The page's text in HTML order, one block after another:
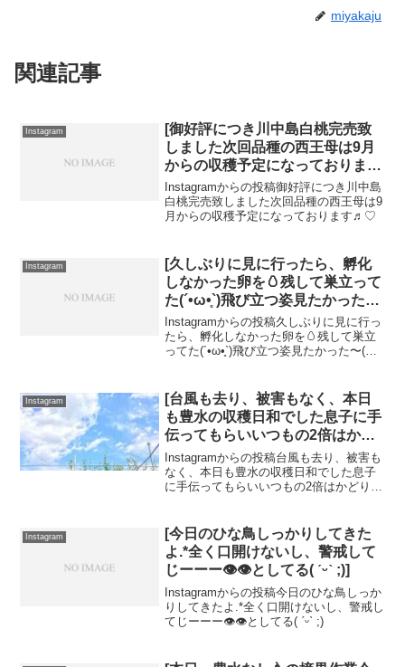
miyakaju
関連記事
Instagram
[御好評につき川中島白桃完売致
しました次回品種の西王母は9月
からの収穫予定になっております
♬︎♡]
Instagramからの投稿御好評につき川中島
白桃完売致しました次回品種の西王母は9
月からの収穫予定になっております♬︎♡
Instagram
[久しぶりに見に行ったら、孵化
しなかった卵を🥚残して巣立って
た(´•ω•̥`)飛び立つ姿見たかった〜(
˃̣̣̥ω˂̣̣̥ )]
Instagramからの投稿久しぶりに見に行っ
たら、孵化しなかった卵を🥚残して巣立
ってた(´•ω•̥`)飛び立つ姿見たかった〜(
Instagram
[台風も去り、被害もなく、本日
も豊水の収穫日和でした息子に手
伝ってもらいいつもの2倍はかど
りましたあきづきもだいぶ熟れて
きました！月末には収穫出来そう
です( ◠‿◠ )ぜひ、新品種のあき
園 ♯大分県由布市 ♯梨 ♯豊水梨 ♯あ
きづき梨 ♯減農薬栽培 ♯化学肥料
不使用 ♯青空]
Instagramからの投稿台風も去り、被害も
なく、本日も豊水の収穫日和でした息子
に手伝ってもらいいつもの2倍はかどりま
新品種のあきづきもご賞味ください♯宮脇
果...
Instagram
[今日のひな鳥しっかりしてきた
よ︎.*全く口開けないし、警戒して
じーーー👁👁としてる( ˊᵕˋ ;)]
Instagramからの投稿今日のひな鳥しっか
りしてきたよ︎.*全く口開けないし、警戒し
てじーーー👁👁としてる( ˊᵕˋ ;)